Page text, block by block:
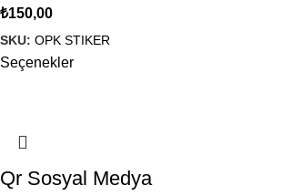
₺150,00
SKU: OPK STIKER
Seçenekler
Qr Sosyal Medya